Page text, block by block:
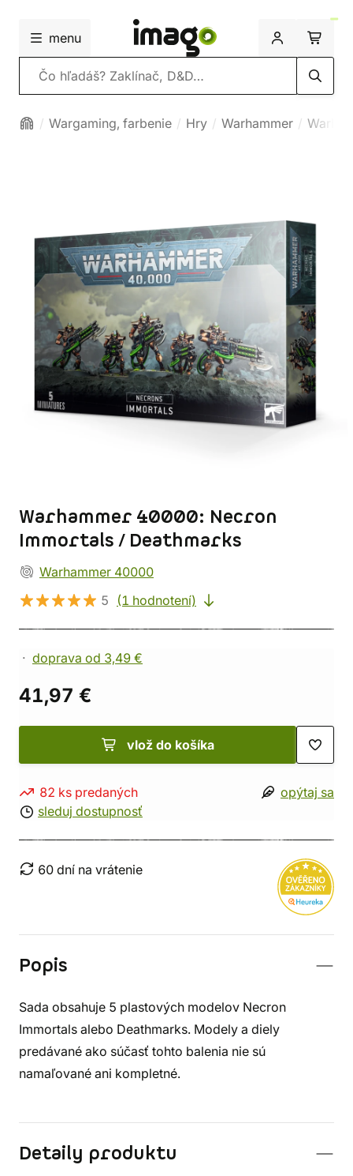
menu
Vyhľadávanie
Wargaming, farbenie Hry Warhammer
Warhammer 40000: Necron
Immortals / Deathmarks
Warhammer 40000
5
(1 hodnotení)
doprava od 3,49 €
41,97 €
vlož do košíka
82 ks predaných
sleduj dostupnosť
opýtaj sa
60 dní na vrátenie
Popis
Sada obsahuje 5 plastových modelov Necron
Immortals alebo Deathmarks. Modely a diely
predávané ako súčasť tohto balenia nie sú
namaľované ani kompletné.
Detaily produktu